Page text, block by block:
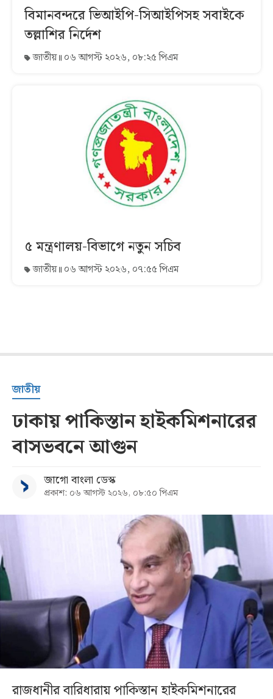
বিমানবন্দরে ভিআইপি-সিআইপিসহ সবাইকে
তল্লাশির নির্দেশ
জাতীয় ০৬ আগস্ট ২০২৬, ০৮:২৫ পিএম
৫ মন্ত্রণালয়-বিভাগে নতুন সচিব
জাতীয় ০৬ আগস্ট ২০২৬, ০৭:৫৫ পিএম
জাতীয়
ঢাকায় পাকিস্তান হাইকমিশনারের
বাসভবনে আগুন
জাগো বাংলা ডেস্ক
প্রকাশ: ০৬ আগস্ট ২০২৬, ০৮:৫০ পিএম
রাজধানীর বারিধারায় পাকিস্তান হাইকমিশনারের